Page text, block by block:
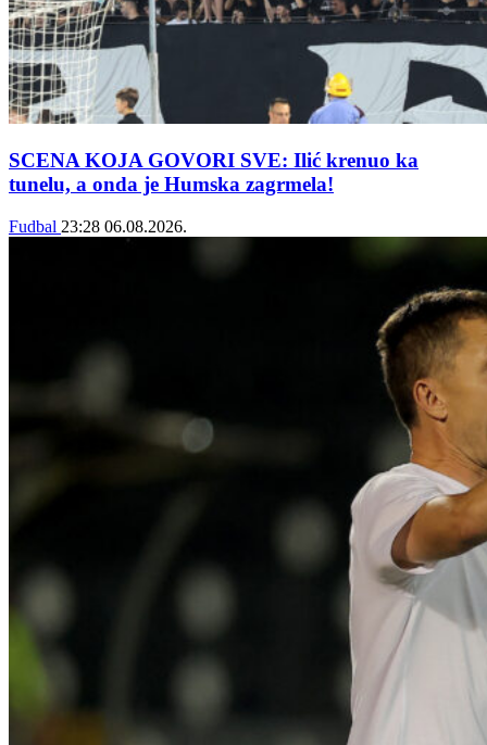
SCENA KOJA GOVORI SVE: Ilić krenuo ka
tunelu, a onda je Humska zagrmela!
Fudbal 23:28 06.08.2026.